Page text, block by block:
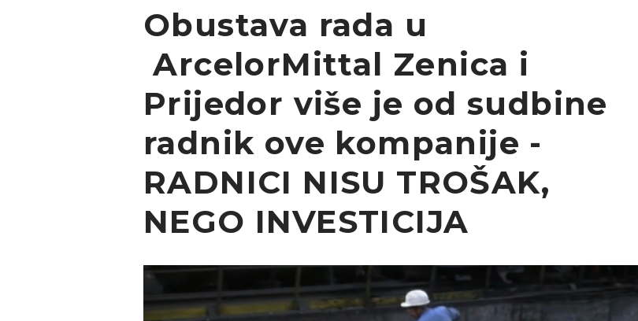
Obustava rada u
ArcelorMittal Zenica i
Prijedor više je od sudbine
radnik ove kompanije -
RADNICI NISU TROŠAK,
NEGO INVESTICIJA